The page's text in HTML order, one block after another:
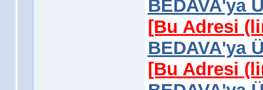
BEDAVA'ya
[Bu Adresi
BEDAVA'ya
[Bu Adresi